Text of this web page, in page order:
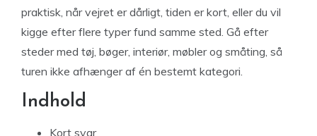
praktisk, når vejret er dårligt, tiden er kort, eller du vil
kigge efter flere typer fund samme sted. Gå efter
steder med tøj, bøger, interiør, møbler og småting, så
turen ikke afhænger af én bestemt kategori.
Indhold
Kort svar